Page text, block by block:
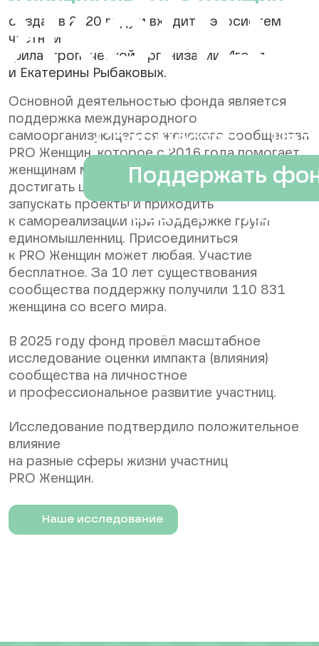
Сообщество
Поддержать
Новости
создан в 2020 году и входит в экосистему
частной
филантропической организации Игоря
и Екатерины Рыбаковых.
Основной деятельностью фонда является
поддержка международного
самоорганизующегося женского сообщества
PRO Женщин, которое с 2016 года помогает
женщинам менять к лучшему свою жизнь:
достигать целей, реализовывать мечты,
запускать проекты и приходить
к самореализации при поддержке групп
единомышленниц. Присоединиться
к PRO Женщин может любая. Участие
бесплатное. За 10 лет существования
сообщества поддержку получили 110 831
женщина со всего мира.
В 2025 году фонд провёл масштабное
исследование оценки импакта (влияния)
сообщества на личностное
и профессиональное развитие участниц.
Исследование подтвердило положительное
влияние
на разные сферы жизни участниц
PRO Женщин.
Наше исследование